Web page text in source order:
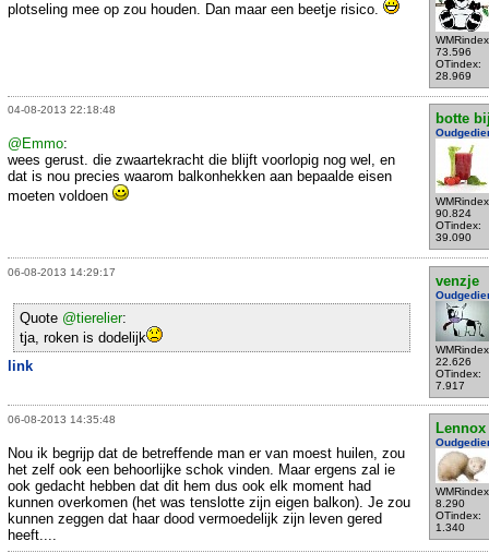
73.596
OTindex:
28.969
plotseling mee op zou houden. Dan maar een beetje risico.
04-08-2013 22:18:48
botte
90.824
OTindex:
39.090
@Emmo:
wees gerust. die zwaartekracht die blijft voorlopig nog wel, en
dat is nou precies waarom balkonhekken aan bepaalde eisen
moeten voldoen
06-08-2013 14:29:17
venzje
22.626
OTindex:
7.917
Quote @tierelier:
tja, roken is dodelijk
link
06-08-2013 14:35:48
Lennox
8.290
OTindex:
1.340
Nou ik begrijp dat de betreffende man er van moest huilen, zou
het zelf ook een behoorlijke schok vinden. Maar ergens zal ie
ook gedacht hebben dat dit hem dus ook elk moment had
kunnen overkomen (het was tenslotte zijn eigen balkon). Je zou
kunnen zeggen dat haar dood vermoedelijk zijn leven gered
heeft....